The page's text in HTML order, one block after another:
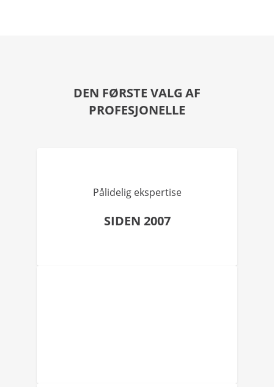
DEN FØRSTE VALG AF
PROFESJONELLE
Pålidelig ekspertise
SIDEN 2007